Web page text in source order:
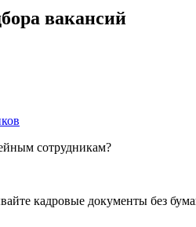
вакансий
сотрудникам?
кадровые документы без